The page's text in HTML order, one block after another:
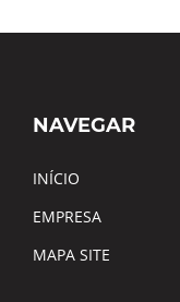
NAVEGAR
INÍCIO
EMPRESA
MAPA SITE